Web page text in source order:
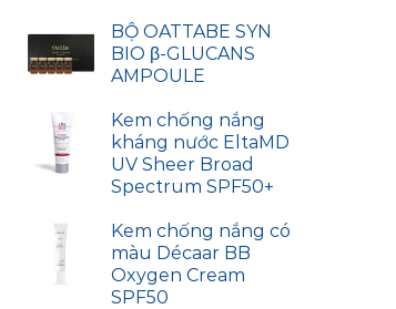
BỘ OATTABE SYN
BIO β-GLUCANS
AMPOULE
Kem chống nắng
kháng nước EltaMD
UV Sheer Broad
Spectrum SPF50+
Kem chống nắng có
màu Décaar BB
Oxygen Cream
SPF50